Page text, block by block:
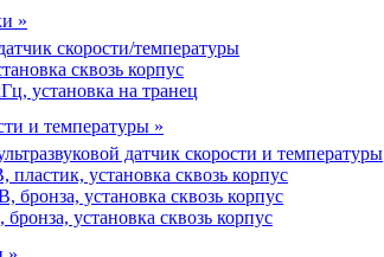
»
скорости/температуры
сквозь корпус
установка на транец
и температуры »
датчик скорости и температуры
пластик, установка сквозь корпус
бронза, установка сквозь корпус
установка сквозь корпус